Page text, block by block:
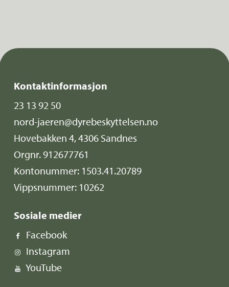
Kontaktinformasjon
23 13 92 50
nord-jaeren@dyrebeskyttelsen.no
Hovebakken 4, 4306 Sandnes
Orgnr. 912677761
Kontonummer: 1503.41.20789
Vippsnummer: 10262
Sosiale medier
Facebook
Instagram
YouTube